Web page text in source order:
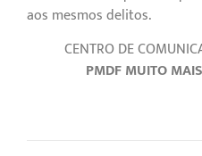
aos mesmos delitos.
CENTRO DE
PMDF MUITO